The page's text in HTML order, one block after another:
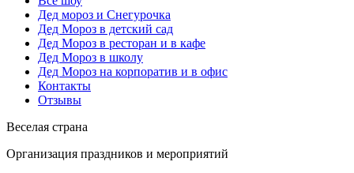
Дед мороз и Снегурочка
Дед Мороз в детский сад
Дед Мороз в ресторан и в кафе
Дед Мороз в школу
Дед Мороз на корпоратив и в офис
Контакты
Отзывы
Веселая страна
Организация праздников и мероприятий